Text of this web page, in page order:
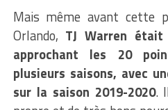
Mais même avant cette
Orlando, TJ Warren
approchant les 20
plusieurs saisons, avec
sur la saison 2019-2020.